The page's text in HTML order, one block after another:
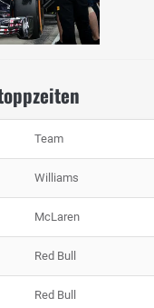
Team
Williams
McLaren
Red Bull
Red Bull